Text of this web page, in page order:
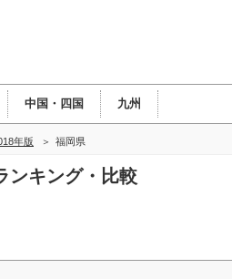
中国・四国 九州
年版 福岡県
ンキング・比較